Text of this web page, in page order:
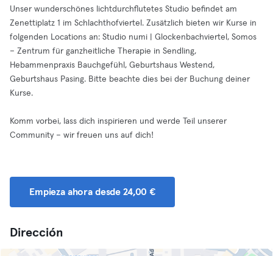
Unser wunderschönes lichtdurchflutetes Studio befindet am
Zenettiplatz 1 im Schlachthofviertel. Zusätzlich bieten wir Kurse in
folgenden Locations an: Studio numi | Glockenbachviertel, Somos
– Zentrum für ganzheitliche Therapie in Sendling,
Hebammenpraxis Bauchgefühl, Geburtshaus Westend,
Geburtshaus Pasing. Bitte beachte dies bei der Buchung deiner
Kurse.
Komm vorbei, lass dich inspirieren und werde Teil unserer
Community – wir freuen uns auf dich!
Empieza ahora desde 24,00 €
Dirección